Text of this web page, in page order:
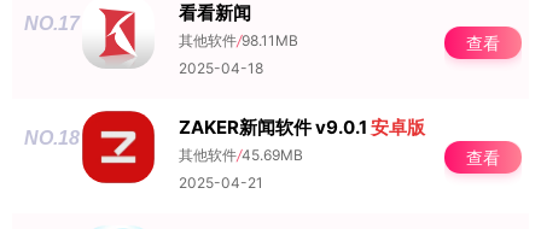
NO.17 看看新闻
其他软件/98.11MB
2025-04-18
查看
NO.18 ZAKER新闻软件 v9.0.1 安卓版
其他软件/45.69MB
2025-04-21
查看